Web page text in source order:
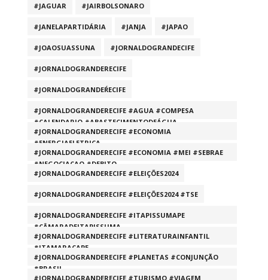
#JAGUAR #JAIRBOLSONARO
#JANELAPARTIDÁRIA #JANJA #JAPAO
#JOAOSUASSUNA #JORNALDOGRANDECIFE
#JORNALDOGRANDERECIFE
#JORNALDOGRANDEŔECIFE
#JORNALDOGRANDERECIFE #AGUA #COMPESA
#CALENDARIO #ABASTECIMENTODEÁGUA
#JORNALDOGRANDERECIFE #ECONOMIA
#ENERGIAELETRICA
#JORNALDOGRANDERECIFE #ECONOMIA #MEI #SEBRAE
#NEGOCIACAO #DEBITO
#JORNALDOGRANDERECIFE #ELEIÇÕES2024
#JORNALDOGRANDERECIFE #ELEIÇÕES2024 #TSE
#JORNALDOGRANDERECIFE #ITAPISSUMAPE
#CÂMARADEITAPISSUMA
#JORNALDOGRANDERECIFE #LITERATURAINFANTIL
#ITAMARACAPE
#JORNALDOGRANDERECIFE #PLANETAS #CONJUNÇÃO
#BRASIL
#JORNALDOGRANDERECIFE #TURISMO #VIAGEM